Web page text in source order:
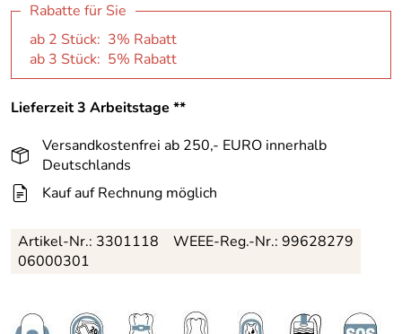
Rabatte für Sie
ab 2 Stück: 3% Rabatt
ab 3 Stück: 5% Rabatt
Lieferzeit 3 Arbeitstage **
Versandkostenfrei ab 250,- EURO innerhalb
Deutschlands
Kauf auf Rechnung möglich
Artikel-Nr.: 3301118
06000301
WEEE-Reg.-Nr.: 99628279